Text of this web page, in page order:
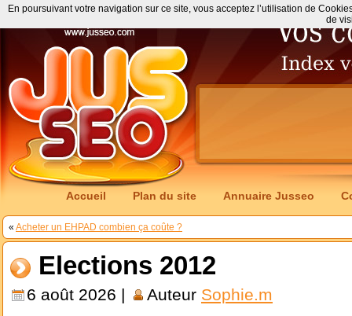
Accueil Plan du site Annuaire Jusseo
« Acheter un EHPAD combien ça coûte ?
Elections 2012
6 août 2026 | Auteur Sophie.m
En poursuivant votre navigation sur ce site, vous acceptez l’utilisation de
de